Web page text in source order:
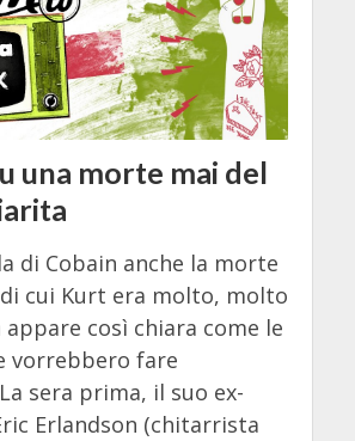
una morte mai del
di Cobain anche la morte
cui Kurt era molto, molto
appare così chiara come le
vorrebbero fare
sera prima, il suo ex-
Erlandson (chitarrista